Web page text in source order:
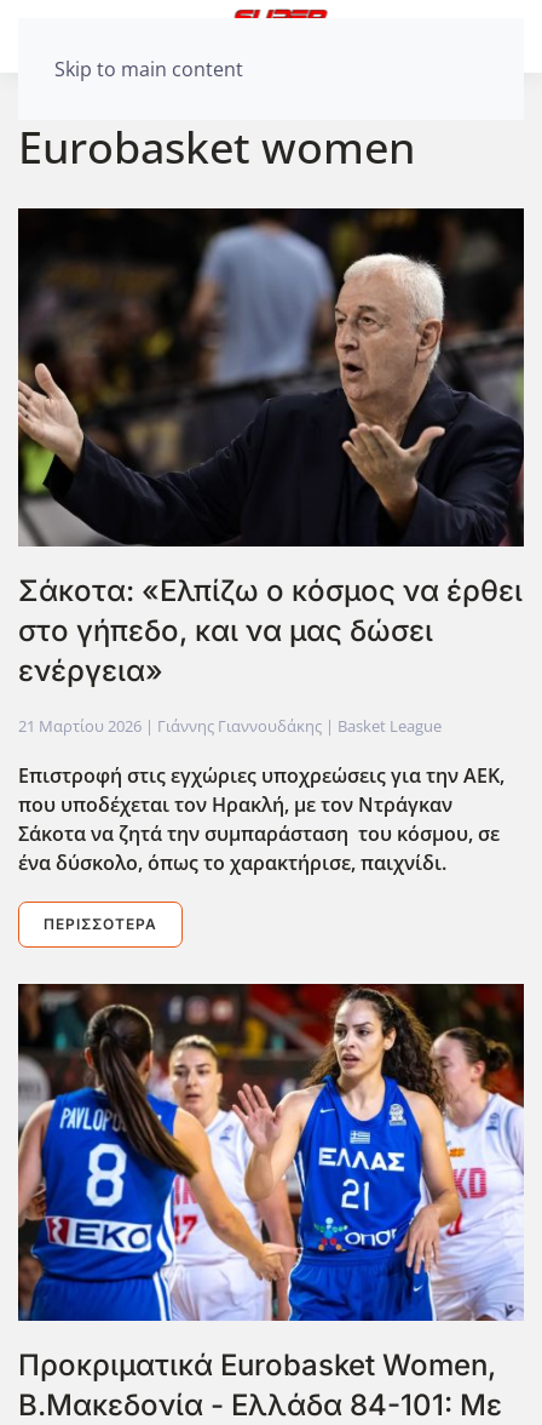
Skip to main content
Eurobasket women
Σάκοτα: «Ελπίζω ο κόσμος να έρθει
στο γήπεδο, και να μας δώσει
ενέργεια»
21 Μαρτίου 2026 | Γιάννης Γιαννουδάκης | Basket League
Επιστροφή στις εγχώριες υποχρεώσεις για την ΑΕΚ,
που υποδέχεται τον Ηρακλή, με τον Ντράγκαν
Σάκοτα να ζητά την συμπαράσταση του κόσμου, σε
ένα δύσκολο, όπως το χαρακτήρισε, παιχνίδι.
ΠΕΡΙΣΣΌΤΕΡΑ
Προκριματικά Eurobasket Women,
Β.Μακεδονία - Ελλάδα 84-101: Με